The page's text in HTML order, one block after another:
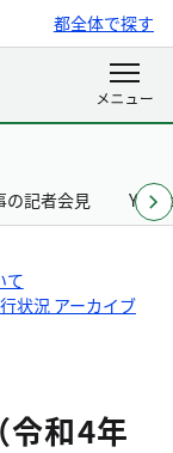
都全体で探す
の記者会見
て
状況 アーカイブ
令和4年